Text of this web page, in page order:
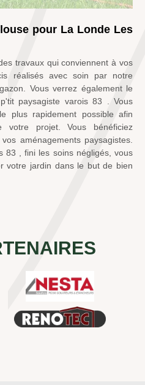
pour La Londe Les
travaux qui conviennent à vos
réalisés avec soin par notre
Vous verrez également le
paysagiste varois 83 . Vous
plus rapidement possible afin
votre projet. Vous bénéficiez
aménagements paysagistes.
83 , fini les soins négligés, vous
votre jardin dans le but de bien